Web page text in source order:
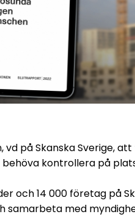
vd på Skanska Sverige,
kontrollera på
och 14 000 företag på
med